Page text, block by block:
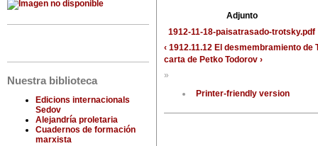
Nuestra biblioteca
Edicions internacionals
Sedov
Alejandría proletaria
Cuadernos de formación
marxista
Adjunto
1912-11-18-paisatrasado-trotsky.pdf
‹ 1912.11.12 El desmembramiento
carta de Petko Todorov ›
»
Printer-friendly version